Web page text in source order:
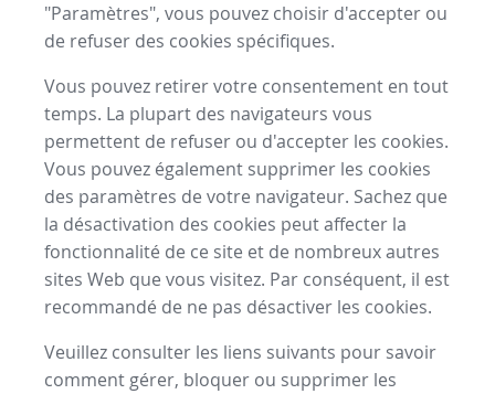
"Paramètres", vous pouvez choisir d'accepter ou
de refuser des cookies spécifiques.
Vous pouvez retirer votre consentement en tout
temps. La plupart des navigateurs vous
permettent de refuser ou d'accepter les cookies.
Vous pouvez également supprimer les cookies
des paramètres de votre navigateur. Sachez que
la désactivation des cookies peut affecter la
fonctionnalité de ce site et de nombreux autres
sites Web que vous visitez. Par conséquent, il est
recommandé de ne pas désactiver les cookies.
Veuillez consulter les liens suivants pour savoir
comment gérer, bloquer ou supprimer les